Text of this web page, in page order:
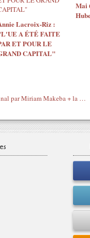
Lacroix-Riz :
A ÉTÉ FAITE
ET POUR LE
CAPITAL"
Mai
Hommage : Malaika l'original par Miriam Makeba + la reprise par Boney M dans les années 80